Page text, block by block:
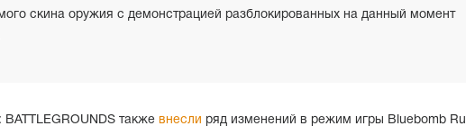
скина оружия с демонстрацией разблокированных на данный момент
BATTLEGROUNDS также внесли ряд изменений в режим игры Bluebomb